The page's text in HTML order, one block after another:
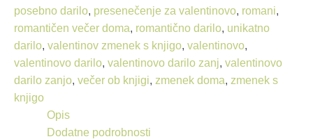
posebno darilo, presenečenje za valentinovo, romani,
romantičen večer doma, romantično darilo, unikatno
darilo, valentinov zmenek s knjigo, valentinovo,
valentinovo darilo, valentinovo darilo zanj, valentinovo
darilo zanjo, večer ob knjigi, zmenek doma, zmenek s
knjigo
Opis
Dodatne podrobnosti